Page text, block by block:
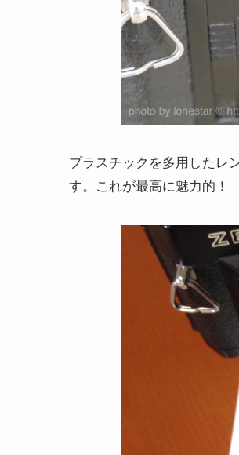
プラスチックを多用したレ
す。これが最高に魅力的！